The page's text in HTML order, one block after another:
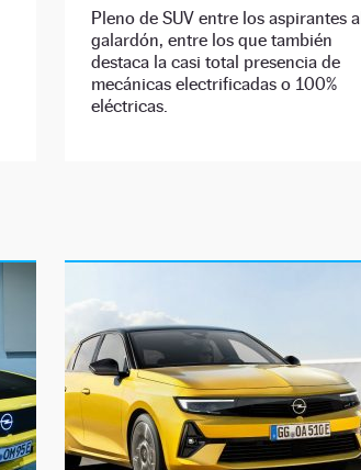
Pleno de SUV entre los aspirantes al
galardón, entre los que también
destaca la casi total presencia de
mecánicas electrificadas o 100%
eléctricas.